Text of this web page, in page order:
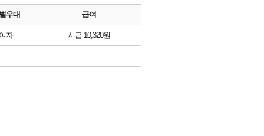
우대 급여
자 시급 10,320원